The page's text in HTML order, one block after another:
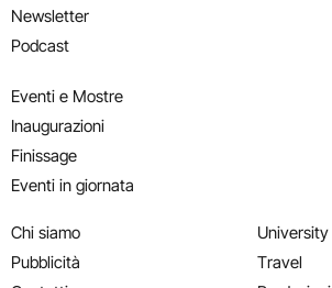
Newsletter
Podcast
Eventi e Mostre
Inaugurazioni
Finissage
Eventi in giornata
Chi siamo
Pubblicità
University
Travel